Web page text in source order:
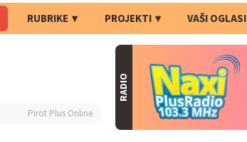
RUBRIKE PROJEKTI VAŠI OGLASI
Pirot Plus Online
RADIO